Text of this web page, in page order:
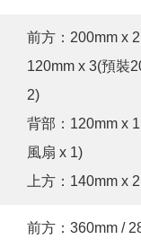
前方：200mm x
120mm x 3(預裝
2)
背部：120mm x
風扇 x 1)
上方：140mm x
前方：360mm /